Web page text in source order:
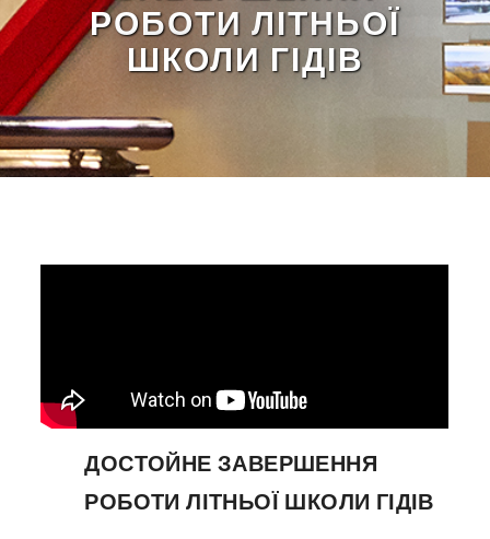
РОБОТИ ЛІТНЬОЇ
ШКОЛИ ГІДІВ
ДОСТОЙНЕ ЗАВЕРШЕННЯ
РОБОТИ ЛІТНЬОЇ ШКОЛИ ГІДІВ